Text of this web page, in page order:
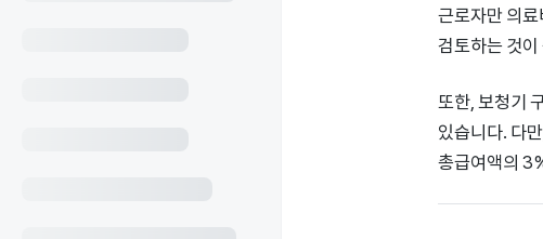
근로자만 의
검토하는 것
또한, 보청기
있습니다. 다
총급여액의